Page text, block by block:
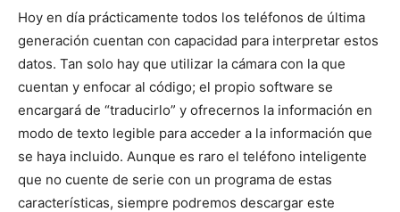
Hoy en día prácticamente todos los teléfonos de última
generación cuentan con capacidad para interpretar estos
datos. Tan solo hay que utilizar la cámara con la que
cuentan y enfocar al código; el propio software se
encargará de “traducirlo” y ofrecernos la información en
modo de texto legible para acceder a la información que
se haya incluido. Aunque es raro el teléfono inteligente
que no cuente de serie con un programa de estas
características, siempre podremos descargar este